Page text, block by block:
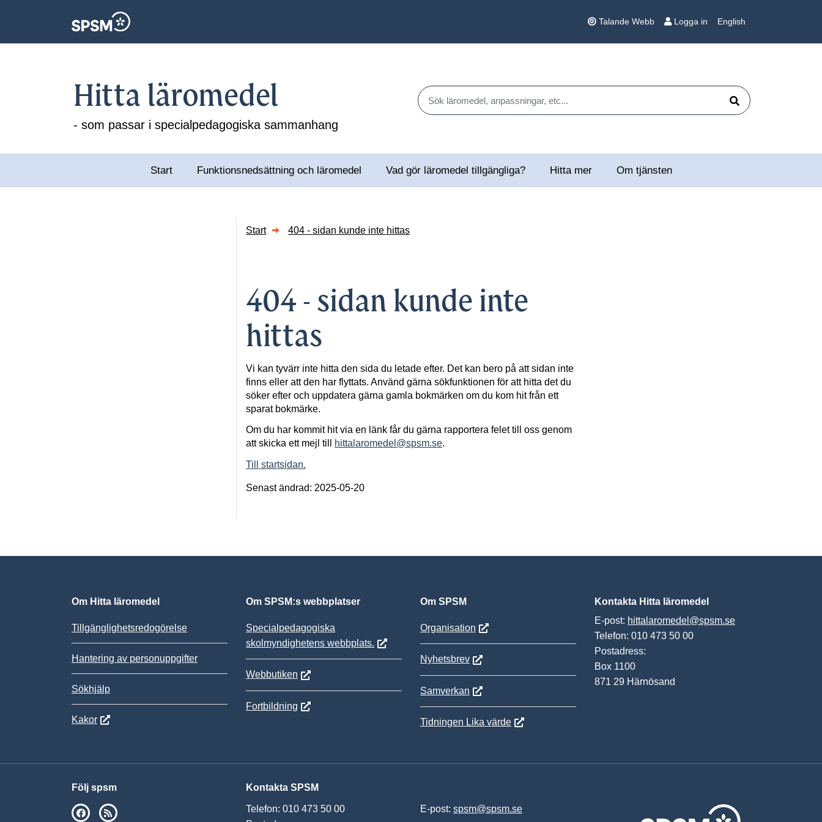
Talande Webb Logga in English
Hitta läromedel
- som passar i specialpedagogiska sammanhang
Sök läromedel, anpassningar, etc...
Sök
Start Funktionsnedsättning och läromedel Vad gör läromedel tillgängliga? Hitta mer Om tjänsten
Start 404 - sidan kunde inte hittas
404 - sidan kunde inte
hittas
Vi kan tyvärr inte hitta den sida du letade efter. Det kan bero på att sidan inte
finns eller att den har flyttats. Använd gärna sökfunktionen för att hitta det du
söker efter och uppdatera gärna gamla bokmärken om du kom hit från ett
sparat bokmärke.
Om du har kommit hit via en länk får du gärna rapportera felet till oss genom
att skicka ett mejl till
hittalaromedel@spsm.se.
Till startsidan.
Senast ändrad: 2025-05-20
Om Hitta läromedel
Tillgänglighetsredogörelse
Hantering av personuppgifter
Sökhjälp
Kakor
Om SPSM:s webbplatser
Specialpedagogiska
skolmyndighetens webbplats.
Webbutiken
Fortbildning
Om SPSM
Organisation
Nyhetsbrev
Samverkan
Tidningen Lika värde
Kontakta Hitta läromedel
E-post: hittalaromedel@spsm.se
Telefon: 010 473 50 00
Postadress:
Box 1100
871 29 Härnösand
Följ spsm
SPSM på Facebook
Kontakta SPSM
Telefon: 010 473 50 00
E-post: spsm@spsm.se